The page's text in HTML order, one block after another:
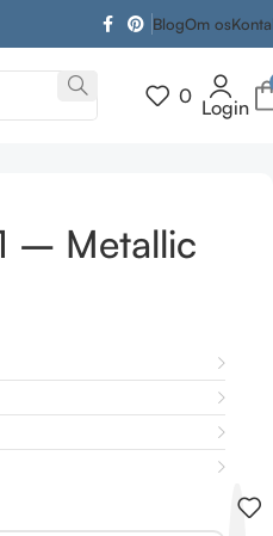
BlogOm os
0 Login
– Metallic